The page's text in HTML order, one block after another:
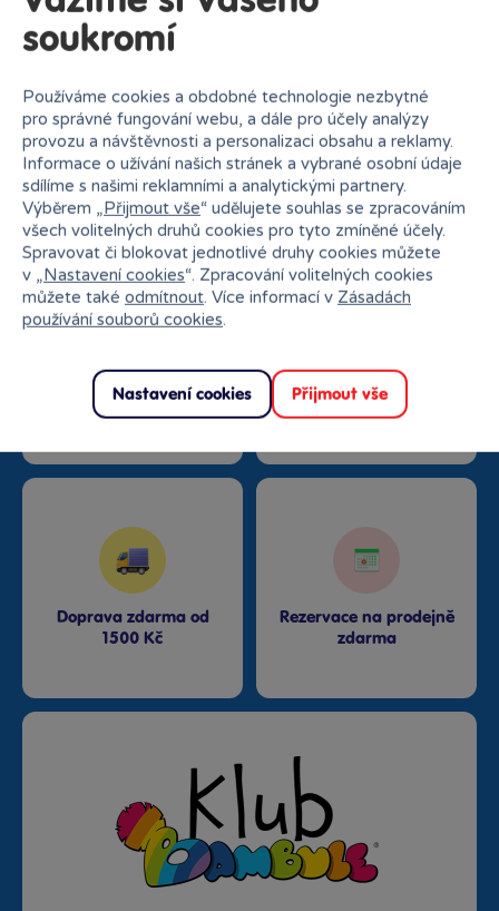
Proč nakupovat v Bambuli?
Nejširší sortiment na
trhu
27 kamenných prodejen
Doprava zdarma od
1500 Kč
Rezervace na prodejně
zdarma
soukromí
Používáme cookies a obdobné technologie nezbytné
pro správné fungování webu, a dále pro účely analýzy
provozu a návštěvnosti a personalizaci obsahu a reklamy.
Informace o užívání našich stránek a vybrané osobní údaje
sdílíme s našimi reklamními a analytickými partnery.
Výběrem „Přijmout vše“ udělujete souhlas se zpracováním
všech volitelných druhů cookies pro tyto zmíněné účely.
Spravovat či blokovat jednotlivé druhy cookies můžete
v „Nastavení cookies“. Zpracování volitelných cookies
můžete také odmítnout. Více informací v Zásadách
používání souborů cookies.
Nastavení cookies Přijmout vše